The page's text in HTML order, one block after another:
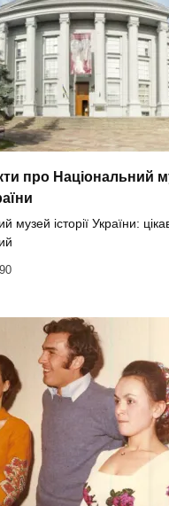
про Національний
музей історії України: